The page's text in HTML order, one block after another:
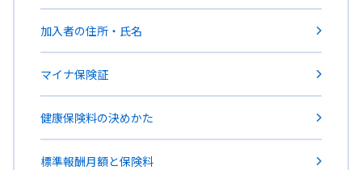
加入者の住所・氏名
マイナ保険証
健康保険料の決めかた
標準報酬月額と保険料